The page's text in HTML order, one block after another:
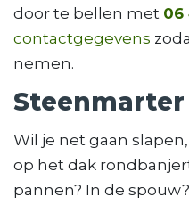
door te bellen met 06
contactgegevens
nemen.
Wil je net gaan
op het dak
pannen? In de